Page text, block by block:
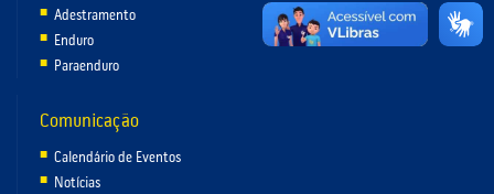
Adestramento
Enduro
Paraenduro
Comunicação
Calendário de Eventos
Notícias